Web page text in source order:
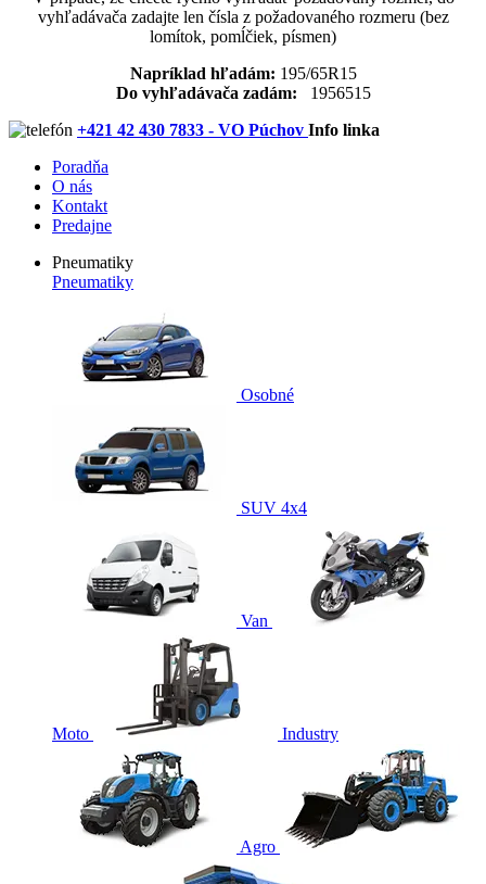
vyhľadávača zadajte len čísla z požadovaného rozmeru (bez
lomítok, pomĺčiek, písmen)
Napríklad hľadám: 195/65R15
Do vyhľadávača zadám: 1956515
+421 42 430 7833 - VO Púchov Info linka
Poradňa
O nás
Kontakt
Predajne
Pneumatiky
Pneumatiky
Osobné
SUV 4x4
Van
Moto Industry
Agro